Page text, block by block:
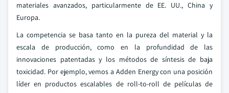
materiales avanzados, particularmente de EE. UU., China y
Europa.
La competencia se basa tanto en la pureza del material y la
escala de producción, como en la profundidad de las
innovaciones patentadas y los métodos de síntesis de baja
toxicidad. Por ejemplo, vemos a Adden Energy con una posición
líder en productos escalables de roll-to-roll de películas de